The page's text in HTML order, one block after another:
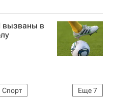
вызваны в
Еще7
Спорт